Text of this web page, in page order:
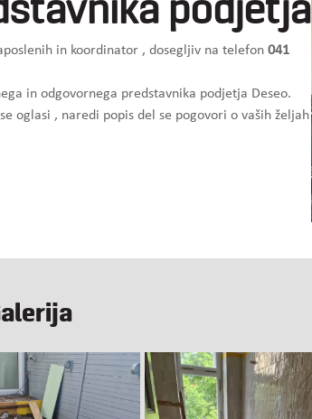
podjetja
in koordinator , dosegljiv na telefon 041
in odgovornega predstavnika podjetja Deseo.
oglasi , naredi popis del se pogovori o vaših željah